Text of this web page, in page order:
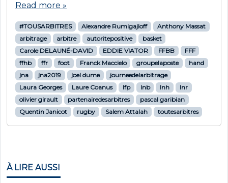
Read more »
#TOUSARBITRES Alexandre Rumigajloff
Anthony Massat
arbitrage
arbitre autoritepositive
basket
Carole DELAUNÉ-DAVID
EDDIE VIATOR FFBB
FFF
ffhb
ffr foot Franck Maccielo groupelaposte
hand
jna
jna2019 joel dume
journeedelarbitrage
Laura Georges
Laure Coanus lfp lnb lnh
lnr
olivier girault
partenairedesarbitres
pascal garibian
Quentin Janicot
rugby Salem Attalah toutesarbitres
À LIRE AUSSI